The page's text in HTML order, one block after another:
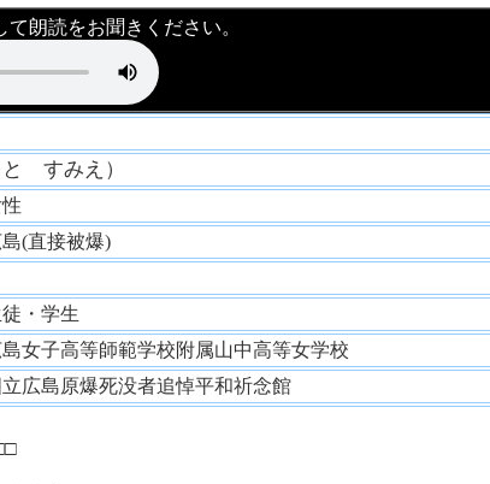
朗読をお聞きください。
と すみえ）
性
島(直接被爆)
徒・学生
島女子高等師範学校附属山中高等女学校
立広島原爆死没者追悼平和祈念館